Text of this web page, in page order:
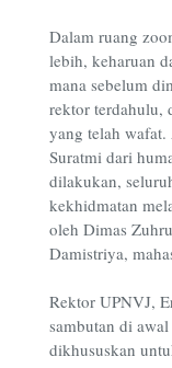
Dalam ruang
lebih, keharuan
mana sebelum
rektor terdahulu,
yang telah
Suratmi dari
dilakukan,
kekhidmatan
oleh Dimas
Damistriya,
Rektor UPNVJ,
sambutan di
dikhususkan